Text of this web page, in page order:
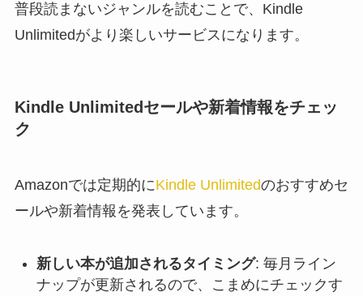
普段読まないジャンルを読むことで、Kindle
Unlimitedがより楽しいサービスになります。
Kindle Unlimitedセールや新着情報をチェッ
ク
Amazonでは定期的にKindle Unlimitedのおすすめセ
ールや新着情報を発表しています。
新しい本が追加されるタイミング: 毎月ライン
ナップが更新されるので、こまめにチェックす